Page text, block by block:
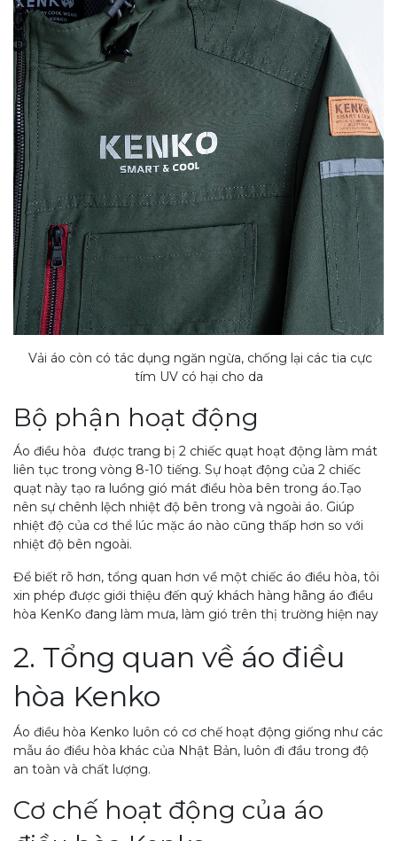
Vải áo còn có tác dụng ngăn ngừa, chống lại các tia cực
tím UV có hại cho da
Bộ phận hoạt động
Áo điều hòa được trang bị 2 chiếc quạt hoạt động làm mát
liên tục trong vòng 8-10 tiếng. Sự hoạt động của 2 chiếc
quạt này tạo ra luồng gió mát điều hòa bên trong áo.Tạo
nên sự chênh lệch nhiệt độ bên trong và ngoài áo. Giúp
nhiệt độ của cơ thể lúc mặc áo nào cũng thấp hơn so với
nhiệt độ bên ngoài.
Để biết rõ hơn, tổng quan hơn về một chiếc áo điều hòa, tôi
xin phép được giới thiệu đến quý khách hàng hãng áo điều
hòa KenKo đang làm mưa, làm gió trên thị trường hiện nay
2. Tổng quan về áo điều
hòa Kenko
Áo điều hòa Kenko luôn có cơ chế hoạt động giống như các
mẫu áo điều hòa khác của Nhật Bản, luôn đi đầu trong độ
an toàn và chất lượng.
Cơ chế hoạt động của áo